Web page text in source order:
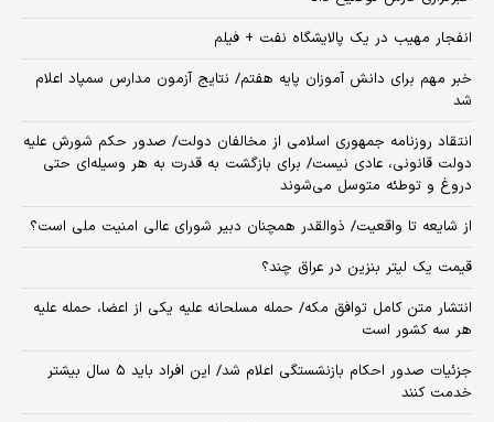
انفجار مهیب در یک پالایشگاه نفت + فیلم
خبر مهم برای دانش آموزان پایه هفتم/ نتایج آزمون مدارس سمپاد اعلام
شد
انتقاد روزنامه جمهوری اسلامی از مخالفان دولت/ صدور حکم شورش علیه
دولت قانونی، عادی نیست/ برای بازگشت به قدرت به هر وسیله‌ای حتی
دروغ و توطئه متوسل می‌شوند
از شایعه تا واقعیت/ ذوالقدر همچنان دبیر شورای ‌عالی امنیت ملی است؟
قیمت یک لیتر بنزین در عراق چند؟
انتشار متن کامل توافق مکه/ حمله مسلحانه علیه یکی از اعضا، حمله علیه
هر سه کشور است
جزئیات صدور احکام بازنشستگی اعلام شد/ این افراد باید ۵ سال بیشتر
خدمت کنند